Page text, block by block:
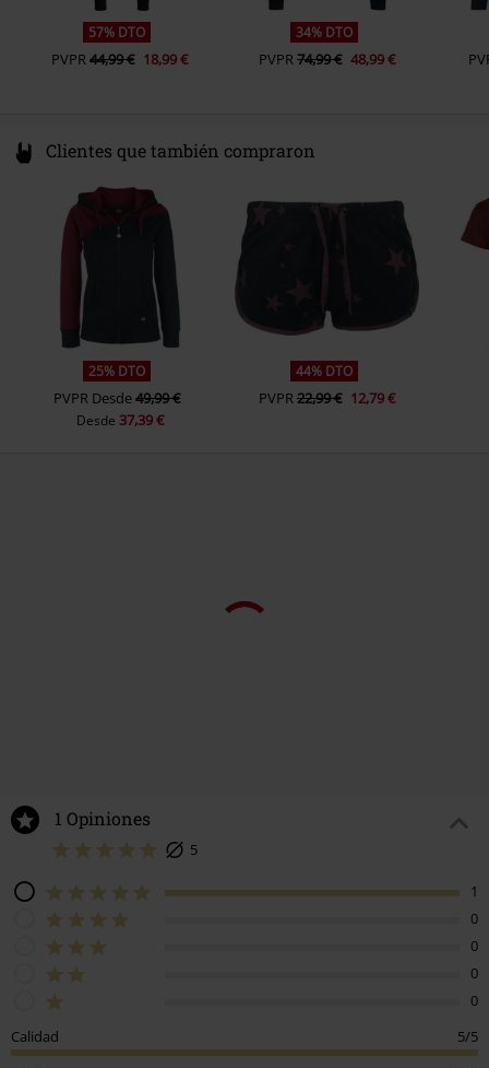
57% DTO
PVPR44,99 € 18,99 €
34% DTO
PVPR74,99 € 48,99 €
Clientes que también compraron
25% DTO
PVPR Desde49,99 €
Desde 37,39 €
44% DTO
PVPR22,99 € 12,79 €
1 Opiniones
5
1
0
0
0
0
Calidad
5/5